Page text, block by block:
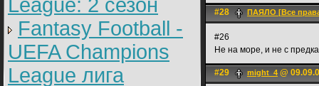
League: 2 cезон
Fantasy Football -
UEFA Champions
League лига
#28 ПАЯЛО [Все
#26
Не на море, и не с
#29 might_4 @